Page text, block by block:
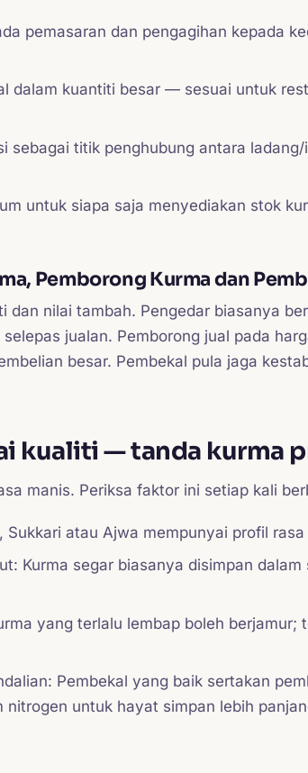
pemasaran dan pengagihan kepada
dalam kuantiti besar — sesuai untuk
sebagai titik penghubung antara
untuk siapa saja menyediakan stok
Pemborong Kurma dan
dan nilai tambah. Pengedar biasanya
jualan. Pemborong jual pada
besar. Pembekal pula jaga
kualiti — tanda kurma
manis. Periksa faktor ini setiap kali
, Sukkari atau Ajwa mempunyai profil rasa
Kurma segar biasanya disimpan
yang terlalu lembap boleh berjamur;
Pembekal yang baik sertakan
nitrogen untuk hayat simpan lebih